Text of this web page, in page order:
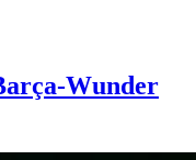
Wunder